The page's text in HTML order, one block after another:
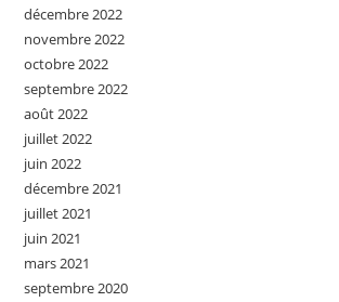
décembre 2022
novembre 2022
octobre 2022
septembre 2022
août 2022
juillet 2022
juin 2022
décembre 2021
juillet 2021
juin 2021
mars 2021
septembre 2020